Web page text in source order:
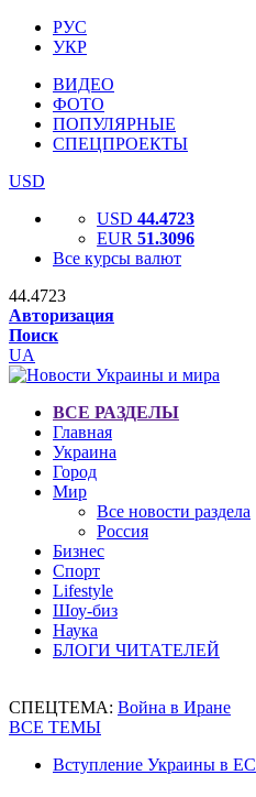
РУС
УКР
ВИДЕО
ФОТО
ПОПУЛЯРНЫЕ
СПЕЦПРОЕКТЫ
USD
USD 44.4723
EUR 51.3096
Все курсы валют
44.4723
Авторизация
Поиск
UA
ВСЕ РАЗДЕЛЫ
Главная
Украина
Город
Мир
Все новости раздела
Россия
Бизнес
Спорт
Lifestyle
Шоу-биз
Наука
БЛОГИ ЧИТАТЕЛЕЙ
СПЕЦТЕМА: Война в Иране
ВСЕ ТЕМЫ
Вступление Украины в ЕС